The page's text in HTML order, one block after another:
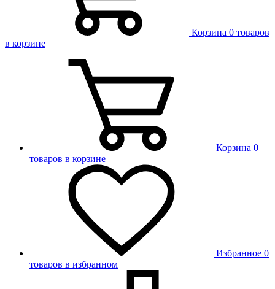
Корзина 0 товаров
в корзине
Корзина 0
товаров в корзине
Избранное 0
товаров в избранном